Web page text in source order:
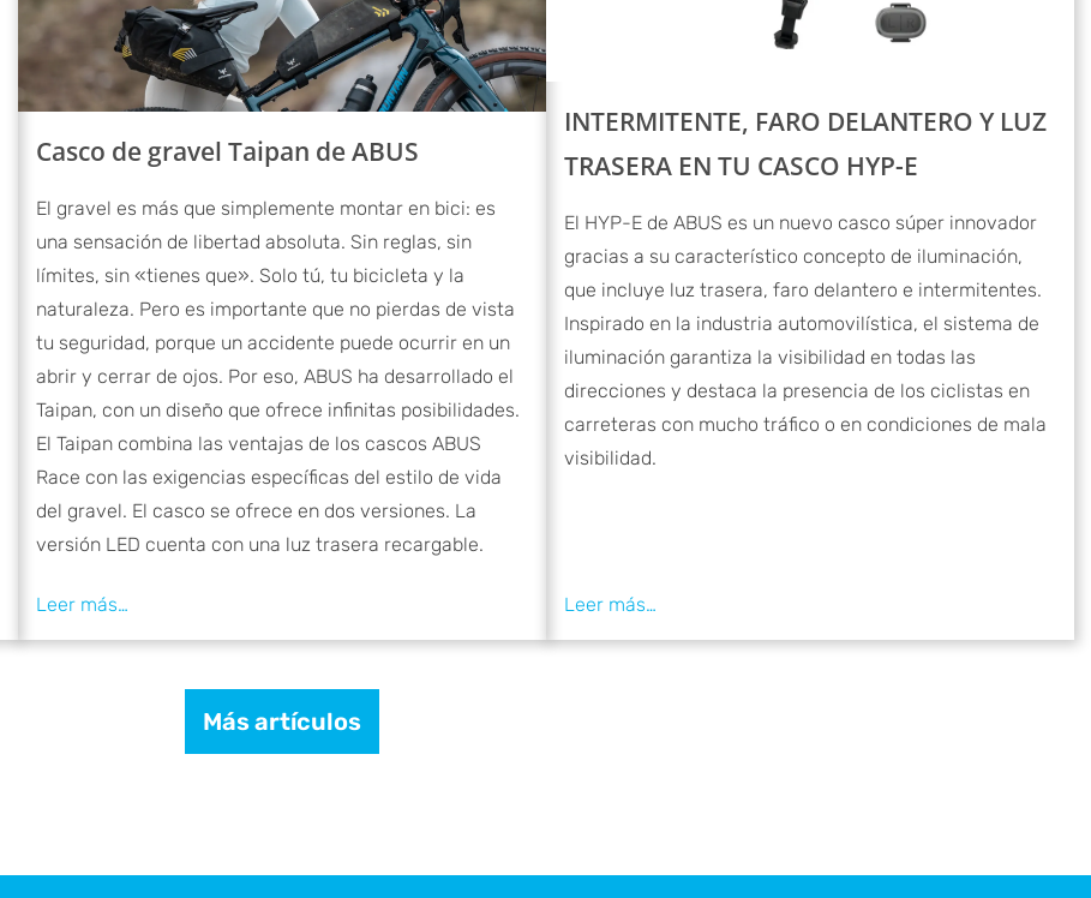
Casco de gravel Taipan de ABUS
El gravel es más que simplemente montar en bici: es
una sensación de libertad absoluta. Sin reglas, sin
límites, sin «tienes que». Solo tú, tu bicicleta y la
naturaleza. Pero es importante que no pierdas de vista
tu seguridad, porque un accidente puede ocurrir en un
abrir y cerrar de ojos. Por eso, ABUS ha desarrollado el
Taipan, con un diseño que ofrece infinitas posibilidades.
El Taipan combina las ventajas de los cascos ABUS
Race con las exigencias específicas del estilo de vida
del gravel. El casco se ofrece en dos versiones. La
versión LED cuenta con una luz trasera recargable.
INTERMITENTE, FARO DELANTERO Y LUZ
TRASERA EN TU CASCO HYP-E
El HYP-E de ABUS es un nuevo casco súper innovador
gracias a su característico concepto de iluminación,
que incluye luz trasera, faro delantero e intermitentes.
Inspirado en la industria automovilística, el sistema de
iluminación garantiza la visibilidad en todas las
direcciones y destaca la presencia de los ciclistas en
carreteras con mucho tráfico o en condiciones de mala
visibilidad.
Más artículos